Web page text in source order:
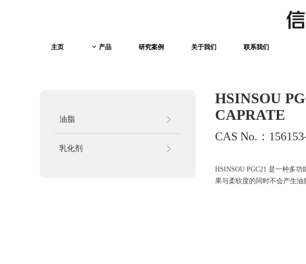
主页 ꀁ 产品 研究案例 关于我们 联系我们
HSINSOU
CAPRATE
CAS No.：
HSINSOU PGC21 是一种多
果与柔软度的同时不会产生油
油脂 ꁕ
乳化剂 ꁕ